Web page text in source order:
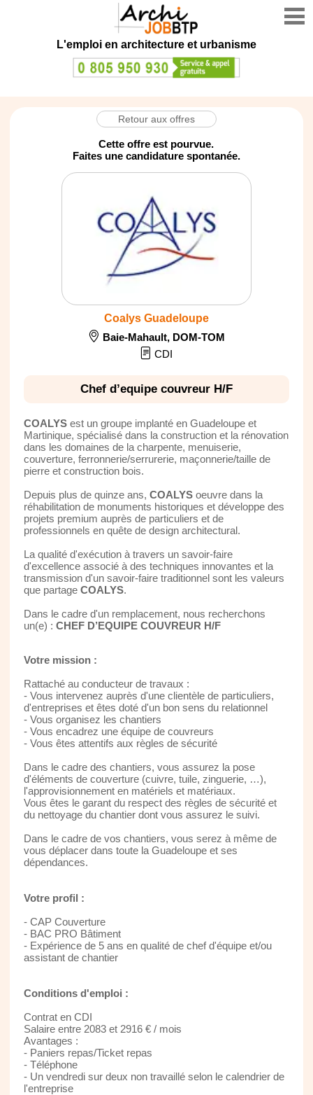
L'emploi en architecture et urbanisme
Retour aux offres
Cette offre est pourvue.
Faites une candidature spontanée.
Coalys Guadeloupe
Baie-Mahault, DOM-TOM
CDI
Chef d’equipe couvreur H/F
COALYSest un groupe implanté en Guadeloupe et
Martinique, spécialisé dans la construction et la rénovation
dans les domaines de la charpente, menuiserie,
couverture, ferronnerie/serrurerie, maçonnerie/taille de
pierre et construction bois.
Depuis plus de quinze ans, COALYSoeuvre dans la
réhabilitation de monuments historiques et développe des
projets premium auprès de particuliers et de
professionnels en quête de design architectural.
La qualité d'exécution à travers un savoir-faire
d'excellence associé à des techniques innovantes et la
transmission d'un savoir-faire traditionnel sont les valeurs
que partage COALYS.
Dans le cadre d'un remplacement, nous recherchons
un(e) : CHEF D’EQUIPE COUVREUR H/F
Votre mission :
Rattaché au conducteur de travaux :
- Vous intervenez auprès d'une clientèle de particuliers,
d'entreprises et êtes doté d'un bon sens du relationnel
- Vous organisez les chantiers
- Vous encadrez une équipe de couvreurs
- Vous êtes attentifs aux règles de sécurité
Dans le cadre des chantiers, vous assurez la pose
d'éléments de couverture (cuivre, tuile, zinguerie, …),
l'approvisionnement en matériels et matériaux.
Vous êtes le garant du respect des règles de sécurité et
du nettoyage du chantier dont vous assurez le suivi.
Dans le cadre de vos chantiers, vous serez à même de
vous déplacer dans toute la Guadeloupe et ses
dépendances.
Votre profil :
- CAP Couverture
- BAC PRO Bâtiment
- Expérience de 5 ans en qualité de chef d'équipe et/ou
assistant de chantier
Conditions d'emploi :
Contrat en CDI
Salaire entre 2083 et 2916 € / mois
Avantages :
- Paniers repas/Ticket repas
- Téléphone
- Un vendredi sur deux non travaillé selon le calendrier de
l'entreprise